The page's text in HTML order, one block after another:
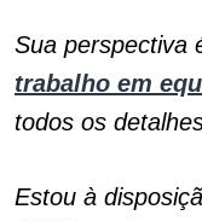
Sua perspectiva
trabalho em
todos os
Estou à